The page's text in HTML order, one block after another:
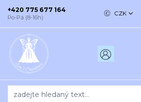
CZK
+420 775 677 164
Po-Pá (8-16h)